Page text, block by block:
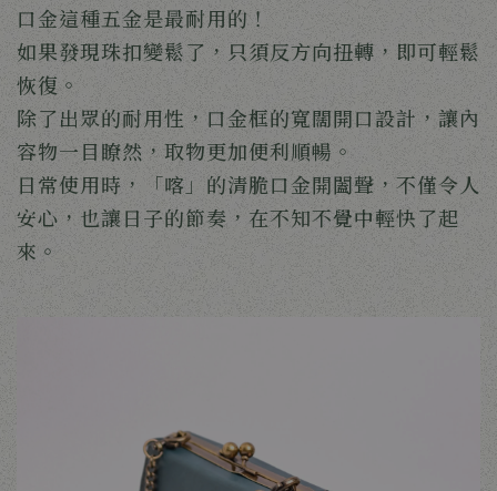
口金這種五金是最耐用的！
如果發現珠扣變鬆了，只須反方向扭轉，即可輕鬆
恢復。
除了出眾的耐用性，口金框的寬闊開口設計，讓內
容物一目瞭然，取物更加便利順暢。
日常使用時，「喀」的清脆口金開闔聲，不僅令人
安心，也讓日子的節奏，在不知不覺中輕快了起
來。